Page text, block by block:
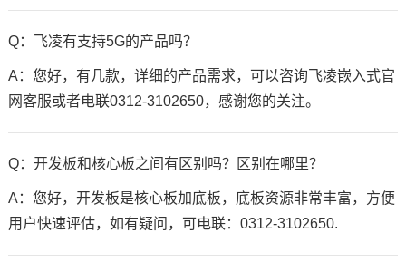
Q：飞凌有支持5G的产品吗？
A：您好，有几款，详细的产品需求，可以咨询飞凌嵌入式官
网客服或者电联0312-3102650，感谢您的关注。
Q：开发板和核心板之间有区别吗？区别在哪里？
A：您好，开发板是核心板加底板，底板资源非常丰富，方便
用户快速评估，如有疑问，可电联：0312-3102650.